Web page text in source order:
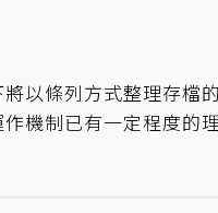
以條列方式整理存檔
機制已有一定程度的